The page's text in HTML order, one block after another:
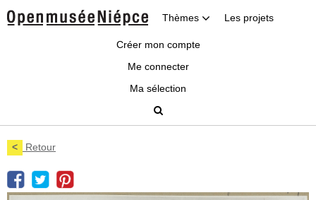
Thèmes Les projets
Créer mon compte
Me connecter
Ma sélection
< Retour